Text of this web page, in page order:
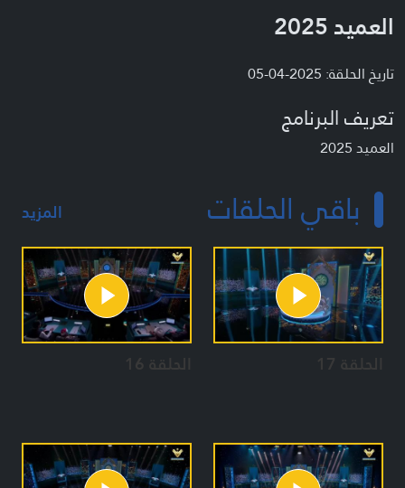
العميد 2025
تاريخ الحلقة: 2025-04-05
تعريف البرنامج
العميد 2025
باقي الحلقات المزيد
الحلقة 17 الحلقة 16